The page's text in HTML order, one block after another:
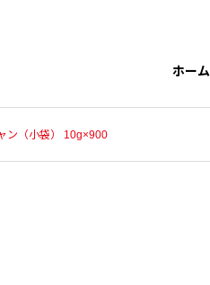
ホーム
ン（小袋） 10g×900